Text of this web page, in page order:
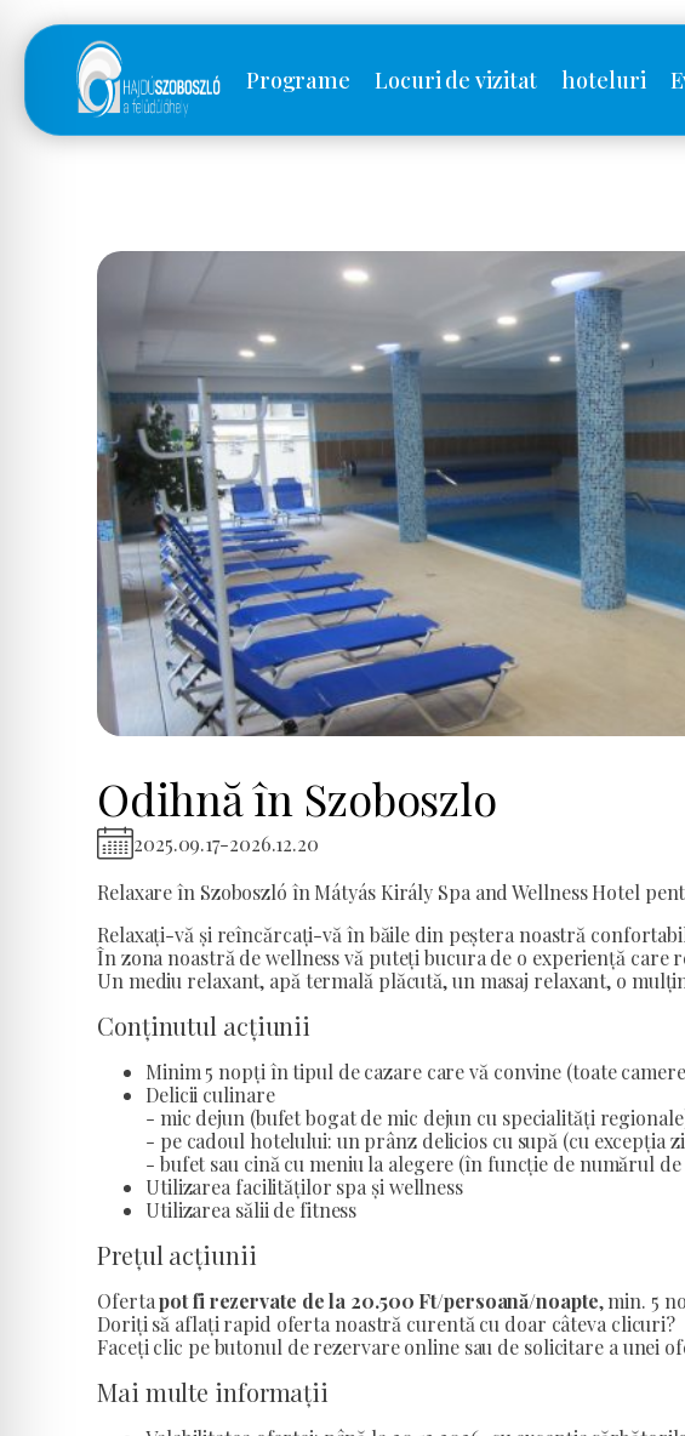
Programe Locuri de vizitat hoteluri
Odihnă în Szoboszlo
2025.09.17-2026.12.20
Relaxare în Szoboszló în Mátyás Király Spa and Wellness Hotel
Relaxați-vă și reîncărcați-vă în băile din peștera noastră
În zona noastră de wellness vă puteți bucura de o experiență
Un mediu relaxant, apă termală plăcută, un masaj relaxant, o
Conținutul acțiunii
Minim 5 nopți în tipul de cazare care vă convine (toate
Delicii culinare
- mic dejun (bufet bogat de mic dejun cu specialități
- pe cadoul hotelului: un prânz delicios cu supă (cu excepția
- bufet sau cină cu meniu la alegere (în funcție de numărul
Utilizarea facilităților spa și wellness
Utilizarea sălii de fitness
Prețul acțiunii
Ofertapot fi rezervate de la 20.500 Ft/persoană/noapte, min. 5
Doriți să aflați rapid oferta noastră curentă cu doar câteva clicuri?
Faceți clic pe butonul de rezervare online sau de solicitare a unei
Mai multe informații